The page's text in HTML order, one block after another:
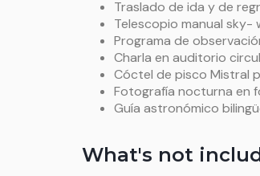
Traslado de ida y de
Telescopio manual sky-
Programa de
Charla en auditorio
Cóctel de pisco Mistral
Fotografía nocturna en
Guía astronómico
What's not